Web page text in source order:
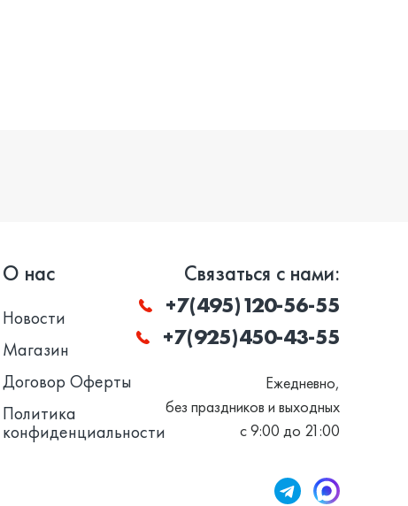
О нас
Новости
Магазин
Договор Оферты
Политика
конфиденциальности
Связаться с нами:
+7(495)120-56-55
+7(925)450-43-55
Ежедневно,
без праздников и выходных
с 9:00 до 21:00